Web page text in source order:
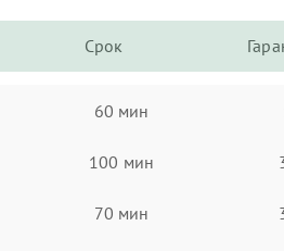
Срок
60 мин
100 мин
70 мин